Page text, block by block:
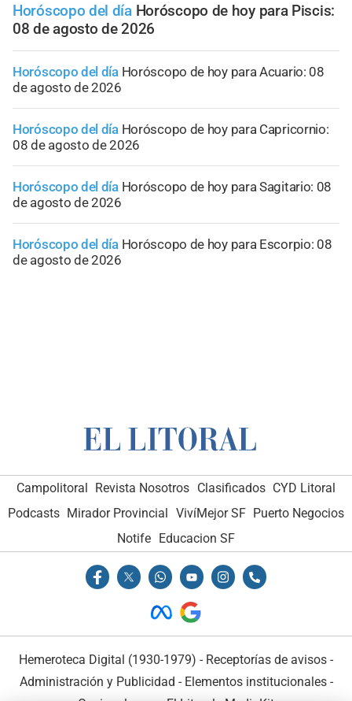
Horóscopo del día Horóscopo de hoy para Piscis:
08 de agosto de 2026
Horóscopo del día Horóscopo de hoy para Acuario: 08
de agosto de 2026
Horóscopo del día Horóscopo de hoy para Capricornio:
08 de agosto de 2026
Horóscopo del día Horóscopo de hoy para Sagitario: 08
de agosto de 2026
Horóscopo del día Horóscopo de hoy para Escorpio: 08
de agosto de 2026
Campolitoral Revista Nosotros Clasificados CYD Litoral
Podcasts Mirador Provincial VivíMejor SF Puerto Negocios
Notife
Educacion SF
Hemeroteca Digital (1930-1979) - Receptorías de avisos -
Administración y Publicidad - Elementos institucionales-